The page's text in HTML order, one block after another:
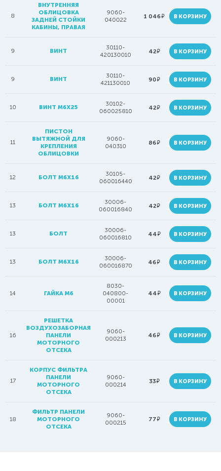
8
ВНУТРЕННЯЯ
ОБЛИЦОВКА
ЗАДНЕЙ СТОЙКИ
КАБИНЫ, ПРАВАЯ
9060-
040022
1 046руб. В КОРЗИНУ
9 ВИНТ
30110-
420130010
42руб. В КОРЗИНУ
9 ВИНТ
30110-
421130010
90руб. В КОРЗИНУ
10 ВИНТ M6X25
30102-
060025810
42руб. В КОРЗИНУ
11
ПИСТОН
ВЫТЯЖНОЙ ДЛЯ
КРЕПЛЕНИЯ
ОБЛИЦОВКИ
9060-
040310
86руб. В КОРЗИНУ
12 БОЛТ M6X16
30105-
060016440
42руб. В КОРЗИНУ
13 БОЛТ М6Х16
30006-
060016840
42руб. В КОРЗИНУ
13 БОЛТ
30006-
060016810
44руб. В КОРЗИНУ
13 БОЛТ M6X16
30006-
060016870
46руб. В КОРЗИНУ
14 ГАЙКА М6
8030-
040800-
00001
44руб. В КОРЗИНУ
16
РЕШЕТКА
ВОЗДУХОЗАБОРНАЯ
ПАНЕЛИ
МОТОРНОГО
ОТСЕКА
9060-
000213
46руб. В КОРЗИНУ
17
КОРПУС ФИЛЬТРА
ПАНЕЛИ
МОТОРНОГО
ОТСЕКА
9060-
000214
33руб. В КОРЗИНУ
18
ФИЛЬТР ПАНЕЛИ
МОТОРНОГО
ОТСЕКА
9060-
000215
77руб. В КОРЗИНУ